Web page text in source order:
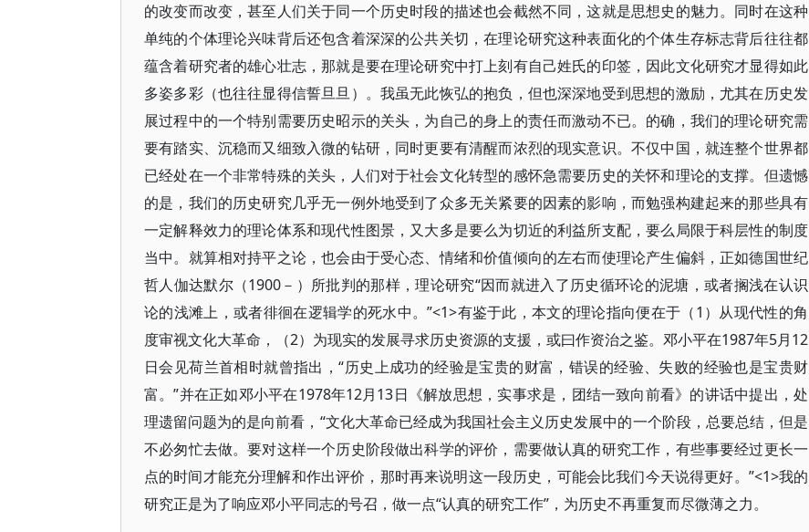
的改变而改变，甚至人们关于同一个历史时段的描述也会截然不同，这就是思想史的魅力。同时在这种
单纯的个体理论兴味背后还包含着深深的公共关切，在理论研究这种表面化的个体生存标志背后往往都
蕴含着研究者的雄心壮志，那就是要在理论研究中打上刻有自己姓氏的印签，因此文化研究才显得如此
多姿多彩（也往往显得信誓旦旦）。我虽无此恢弘的抱负，但也深深地受到思想的激励，尤其在历史发
展过程中的一个特别需要历史昭示的关头，为自己的身上的责任而激动不已。的确，我们的理论研究需
要有踏实、沉稳而又细致入微的钻研，同时更要有清醒而浓烈的现实意识。不仅中国，就连整个世界都
已经处在一个非常特殊的关头，人们对于社会文化转型的感怀急需要历史的关怀和理论的支撑。但遗憾
的是，我们的历史研究几乎无一例外地受到了众多无关紧要的因素的影响，而勉强构建起来的那些具有
一定解释效力的理论体系和现代性图景，又大多是要么为切近的利益所支配，要么局限于科层性的制度
当中。就算相对持平之论，也会由于受心态、情绪和价值倾向的左右而使理论产生偏斜，正如德国世纪
哲人伽达默尔（1900－）所批判的那样，理论研究“因而就进入了历史循环论的泥塘，或者搁浅在认识
论的浅滩上，或者徘徊在逻辑学的死水中。”<1>有鉴于此，本文的理论指向便在于（1）从现代性的角
度审视文化大革命，（2）为现实的发展寻求历史资源的支援，或曰作资治之鉴。邓小平在1987年5月12
日会见荷兰首相时就曾指出，“历史上成功的经验是宝贵的财富，错误的经验、失败的经验也是宝贵财
富。”并在正如邓小平在1978年12月13日《解放思想，实事求是，团结一致向前看》的讲话中提出，处
理遗留问题为的是向前看，“文化大革命已经成为我国社会主义历史发展中的一个阶段，总要总结，但是
不必匆忙去做。要对这样一个历史阶段做出科学的评价，需要做认真的研究工作，有些事要经过更长一
点的时间才能充分理解和作出评价，那时再来说明这一段历史，可能会比我们今天说得更好。”<1>我的
研究正是为了响应邓小平同志的号召，做一点“认真的研究工作”，为历史不再重复而尽微薄之力。